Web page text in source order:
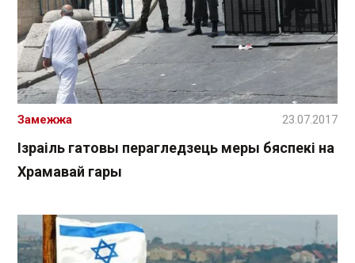
Ізраіль гатовы перагледзець меры бяспекі на
Храмавай гары
Замежжа 23.07.2017